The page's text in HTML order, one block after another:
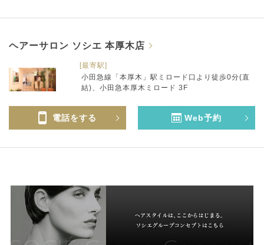
ヘアーサロン ソシエ 本厚木店
[最寄駅]
小田急線「本厚木」駅ミロード口より徒歩0分(直
結)、小田急本厚木ミロード 3F
電話をする Web予約